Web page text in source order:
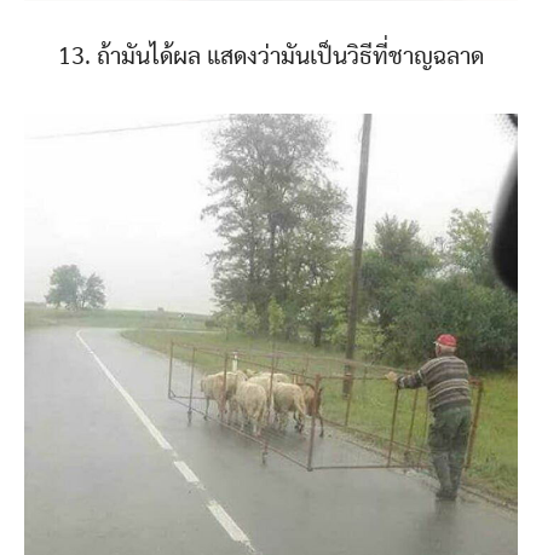
13. ถ้ามันได้ผล แสดงว่ามันเป็นวิธีที่ชาญฉลาด